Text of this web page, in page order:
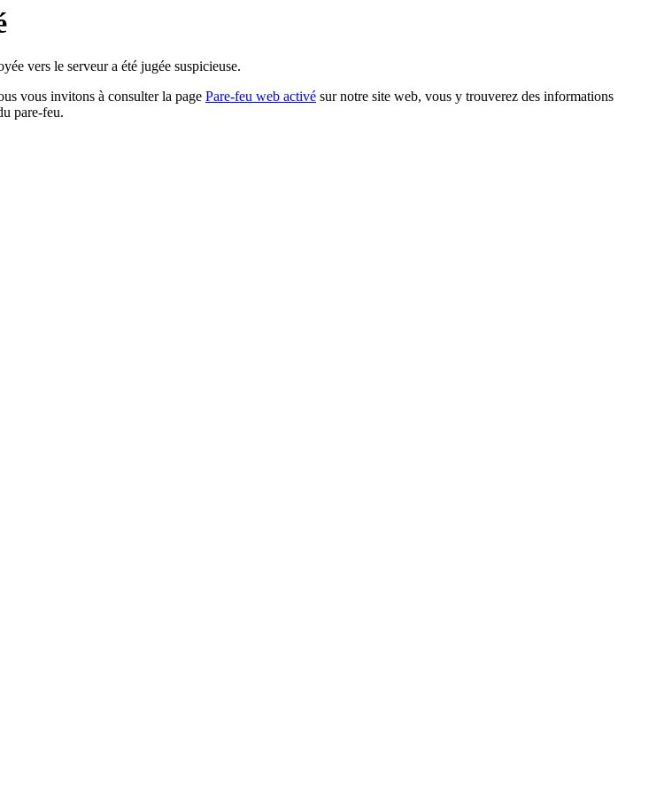
vers le serveur a été jugée suspicieuse.
vous invitons à consulter la page Pare-feu web activé sur notre site web, vous y trouverez des informations
pare-feu.